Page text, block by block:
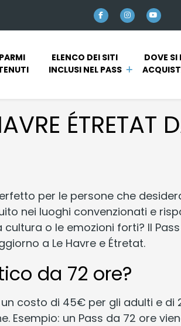
ELENCO DEI SITI
INCLUSI NEL PASS
DOVE SI
ÉTRETAT
per le persone che
nei luoghi convenzionati e
o le emozioni forti? Il
a Le Havre e Étretat.
da 72 ore?
costo di 45€ per gli adulti e di
Esempio: un Pass da 72 ore